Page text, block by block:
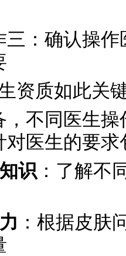
三：确认操
资质如此关
，不同医生
对医生的要求
识 ：了解不
：根据皮肤